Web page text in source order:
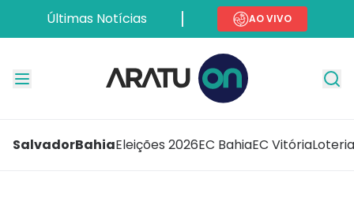
Últimas Notícias AO VIVO
SalvadorBahiaEleições 2026EC BahiaEC Vitória